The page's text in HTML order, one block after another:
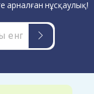
арналған нұсқаулық!